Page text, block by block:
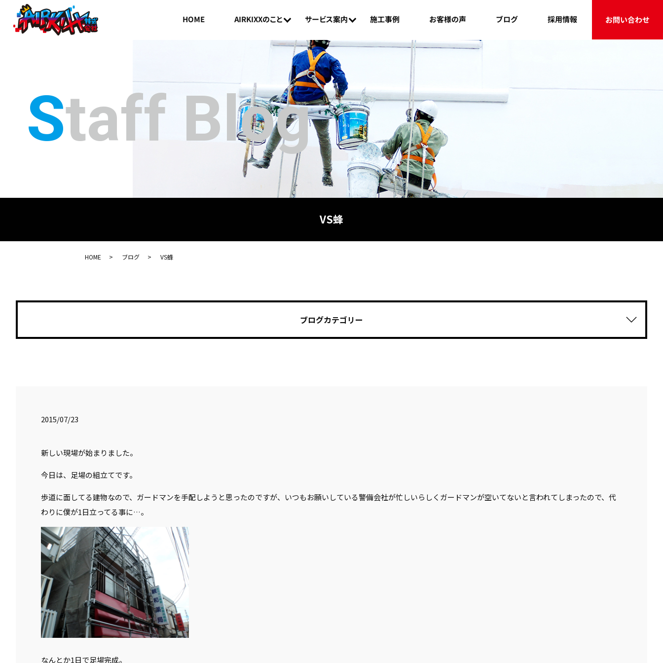
お問い合わせ
HOME AIRKIXXのこと サービス案内 施工事例 お客様の声 ブログ 採用情報
Staff Blog
VS蜂
HOME ブログ VS蜂
ブログカテゴリー
2015/07/23
新しい現場が始まりました。
今日は、足場の組立てです。
歩道に面してる建物なので、ガードマンを手配しようと思ったのですが、いつもお願いしている警備会社が忙しいらしくガードマンが空いてないと言われてしまったので、代
わりに僕が1日立ってる事に…。
なんとか1日で足場完成。